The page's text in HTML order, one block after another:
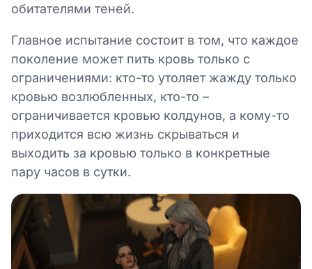
обитателями теней.
Главное испытание состоит в том, что каждое
поколение может пить кровь только с
ограничениями: кто-то утоляет жажду только
кровью возлюбленных, кто-то –
ограничивается кровью колдунов, а кому-то
приходится всю жизнь скрываться и
выходить за кровью только в конкретные
пару часов в сутки.